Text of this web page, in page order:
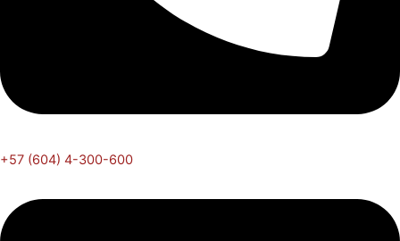
+57 (604) 4-300-600